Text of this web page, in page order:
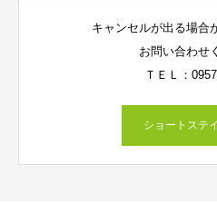
キャンセルが出る場合
お問い合わせ
ＴＥＬ：
ショートステ